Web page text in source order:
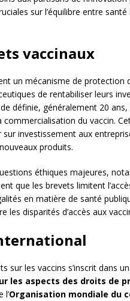
sur l’équilibre entre
vaccinaux
un mécanisme de protection
de rentabiliser leurs
définie, généralement 20
du vaccin.
investissement aux
produits.
éthiques majeures,
que les brevets limitent
en matière de santé
les disparités d’accès aux
sur les vaccins s’inscrit dans
les aspects des droits de
l’Organisation mondiale du